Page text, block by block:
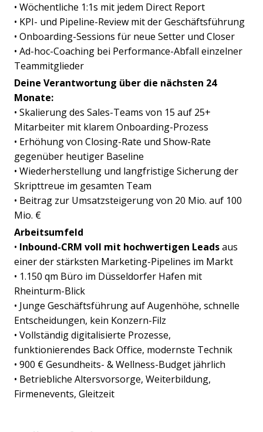
• Wöchentliche 1:1s mit jedem Direct Report
• KPI- und Pipeline-Review mit der Geschäftsführung
• Onboarding-Sessions für neue Setter und Closer
• Ad-hoc-Coaching bei Performance-Abfall einzelner
Teammitglieder
Deine Verantwortung über die nächsten 24
Monate:
• Skalierung des Sales-Teams von 15 auf 25+
Mitarbeiter mit klarem Onboarding-Prozess
• Erhöhung von Closing-Rate und Show-Rate
gegenüber heutiger Baseline
• Wiederherstellung und langfristige Sicherung der
Skripttreue im gesamten Team
• Beitrag zur Umsatzsteigerung von 20 Mio. auf 100
Mio. €
Arbeitsumfeld
• Inbound-CRM voll mit hochwertigen Leadsaus
einer der stärksten Marketing-Pipelines im Markt
• 1.150 qm Büro im Düsseldorfer Hafen mit
Rheinturm-Blick
• Junge Geschäftsführung auf Augenhöhe, schnelle
Entscheidungen, kein Konzern-Filz
• Vollständig digitalisierte Prozesse,
funktionierendes Back Office, modernste Technik
• 900 € Gesundheits- & Wellness-Budget jährlich
• Betriebliche Altersvorsorge, Weiterbildung,
Firmenevents, Gleitzeit